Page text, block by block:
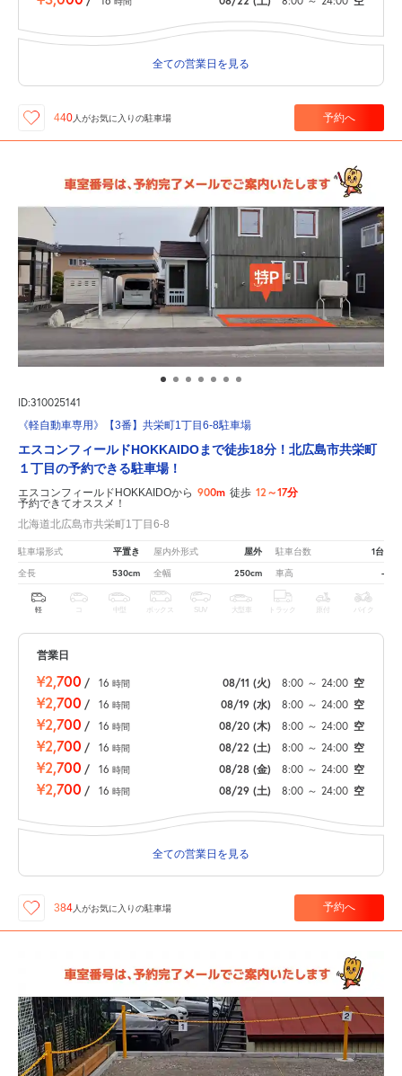
全ての営業日を見る
440人がお気に入りの駐車場 予約へ
ID:310025141
《軽自動車専用》【3番】共栄町1丁目6-8駐車場
エスコンフィールドHOKKAIDOまで徒歩18分！北広島市共栄町
１丁目の予約できる駐車場！
エスコンフィールドHOKKAIDOから 900m 徒歩 12～17分
予約できてオススメ！
北海道北広島市共栄町1丁目6-8
駐車場形式 平置き 屋内外形式 屋外 駐車台数 1台
全長 530cm 全幅 250cm 車高 -
軽 中型 ボックス SUV 大型車 トラック 原付 バイク
営業日
¥2,700 / 16 時間 08/11 (火) 8:00 ～ 24:00 空
¥2,700 / 16 時間 08/19 (水) 8:00 ～ 24:00 空
¥2,700 / 16 時間 08/20 (木) 8:00 ～ 24:00 空
¥2,700 / 16 時間 08/22 (土) 8:00 ～ 24:00 空
¥2,700 / 16 時間 08/28 (金) 8:00 ～ 24:00 空
¥2,700 / 16 時間 08/29 (土) 8:00 ～ 24:00 空
全ての営業日を見る
384 人がお気に入りの駐車場 予約へ